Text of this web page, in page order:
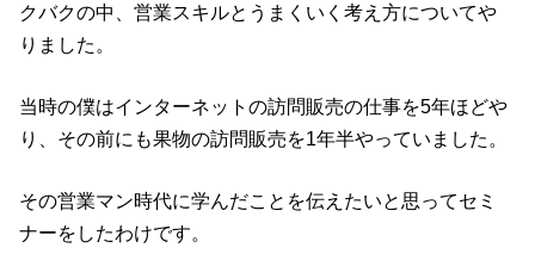
クバクの中、営業スキルとうまくいく考え方についてや
りました。
当時の僕はインターネットの訪問販売の仕事を5年ほどや
り、その前にも果物の訪問販売を1年半やっていました。
その営業マン時代に学んだことを伝えたいと思ってセミ
ナーをしたわけです。